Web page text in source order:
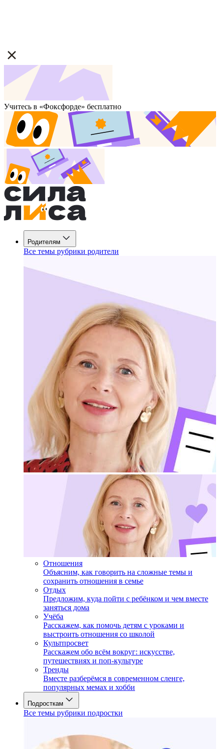
Учитесь в «Фоксфорде» бесплатно
Родителям
Все темы рубрики родители
Отношения
Объясним, как говорить на сложные темы и
сохранить отношения в семье
Отдых
Предложим, куда пойти с ребёнком и чем вместе
заняться дома
Учёба
Расскажем, как помочь детям с уроками и
выстроить отношения со школой
Культпросвет
Расскажем обо всём вокруг: искусстве,
путешествиях и поп-культуре
Тренды
Вместе разберёмся в современном сленге,
популярных мемах и хобби
Подросткам
Все темы рубрики подростки